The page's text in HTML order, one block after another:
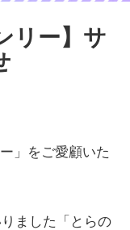
リー】サ
」をご愛顧いた
ました「とらの